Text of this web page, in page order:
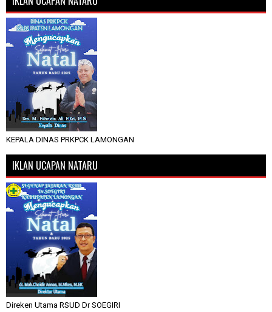
KEPALA DINAS PRKPCK LAMONGAN
IKLAN UCAPAN NATARU
Direken Utama RSUD Dr SOEGIRI